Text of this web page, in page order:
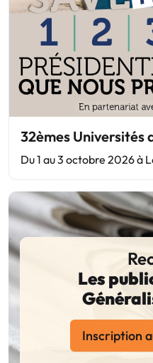
32èmes Universités
Du 1 au 3 octobre 2026 à
Les
Inscription